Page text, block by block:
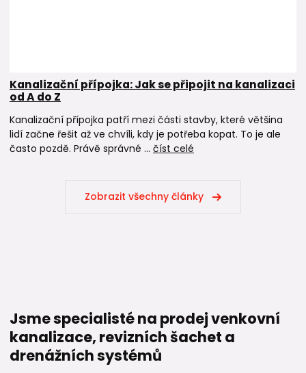
Kanalizační přípojka: Jak se připojit na kanalizaci
od A do Z
Kanalizační přípojka patří mezi části stavby, které většina
lidí začne řešit až ve chvíli, kdy je potřeba kopat. To je ale
často pozdě. Právě správné ... číst celé
Zobrazit všechny články
Jsme specialisté na prodej venkovní
kanalizace, revizních šachet a
drenážních systémů